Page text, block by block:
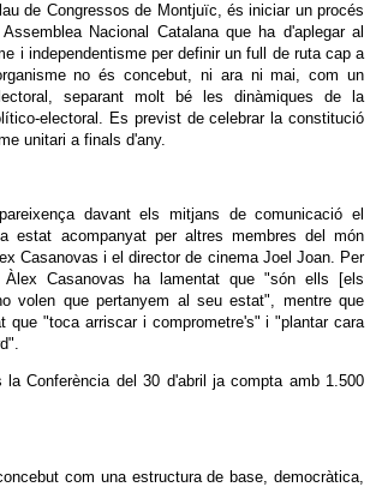
de Congressos de Montjuïc, és iniciar un procés
Nacional Catalana que ha d'aplegar al
i independentisme per definir un full de ruta cap a
no és concebut, ni ara ni mai, com un
separant molt bé les dinàmiques de la
electoral. Es previst de celebrar la constitució
unitari a finals d'any.
davant els mitjans de comunicació el
estat acompanyat per altres membres del món
Casanovas i el director de cinema Joel Joan. Per
Casanovas ha lamentat que "són ells [els
volen que pertanyem al seu estat", mentre que
que "toca arriscar i comprometre's" i "plantar cara
la Conferència del 30 d'abril ja compta amb 1.500
com una estructura de base, democràtica,